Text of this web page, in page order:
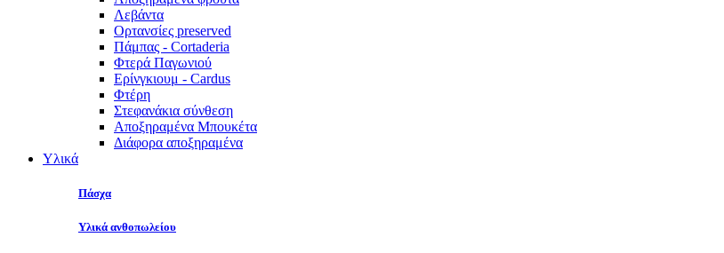
Λεβάντα
Ορτανσίες preserved
Πάμπας - Cortaderia
Φτερά Παγωνιού
Ερίνγκιουμ - Cardus
Φτέρη
Στεφανάκια σύνθεση
Αποξηραμένα Μπουκέτα
Διάφορα αποξηραμένα
Υλικά
Πάσχα
Υλικά ανθοπωλείου